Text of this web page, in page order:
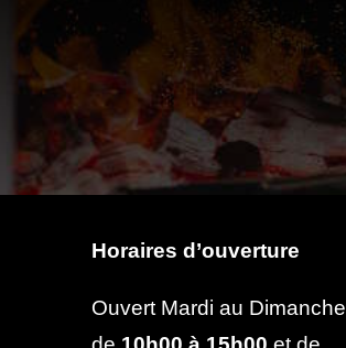
Horaires d’ouverture
Ouvert Mardi au Dimanche